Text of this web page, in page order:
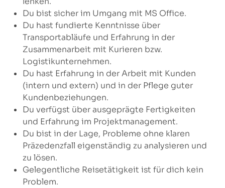
Du bist sicher im Umgang mit MS Office.
Du hast fundierte Kenntnisse über
Transportabläufe und Erfahrung in der
Zusammenarbeit mit Kurieren bzw.
Logistikunternehmen.
Du hast Erfahrung in der Arbeit mit Kunden
(intern und extern) und in der Pflege guter
Kundenbeziehungen.
Du verfügst über ausgeprägte Fertigkeiten
und Erfahrung im Projektmanagement.
Du bist in der Lage, Probleme ohne klaren
Präzedenzfall eigenständig zu analysieren und
zu lösen.
Gelegentliche Reisetätigkeit ist für dich kein
Problem.